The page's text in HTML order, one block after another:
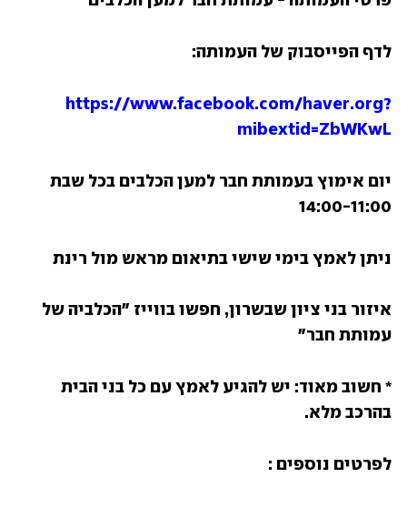
לדף הפייסבוק של העמותה:
https://www.facebook.com/haver.org?
mibextid=ZbWKwL
14:00-11:00
ניתן לאמץ בימי שישי בתיאום מראש מול רינת
עמותת חבר"
בהרכב מלא.
לפרטים נוספים :